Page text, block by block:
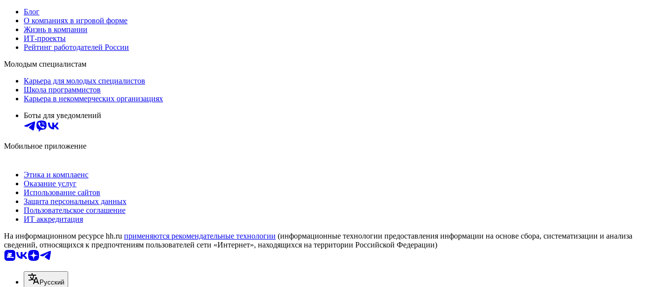
Блог
О компаниях в игровой форме
Жизнь в компании
ИТ-проекты
Рейтинг работодателей России
Молодым специалистам
Карьера для молодых специалистов
Школа программистов
Карьера в некоммерческих организациях
Боты для уведомлений
Мобильное приложение
Этика и комплаенс
Оказание услуг
Использование сайтов
Защита персональных данных
Пользовательское соглашение
ИТ аккредитация
На информационном ресурсе hh.ru применяются рекомендательные технологии (информационные технологии предоставления информации на основе сбора, систематизации и анализа
сведений, относящихся к предпочтениям пользователей сети «Интернет», находящихся на территории Российской Федерации)
Русский